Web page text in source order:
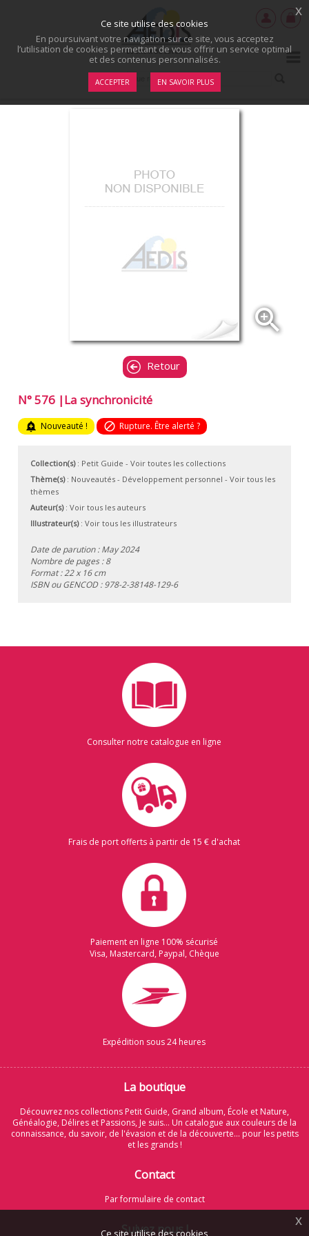
Ce site utilise des cookies
x
zoom_in
Retour
N° 576 |La synchronicité
add_alert Nouveauté ! block Rupture. Être alerté ?
Collection(s): Petit Guide - Voir toutes les collections
Thème(s): Nouveautés - Développement personnel - Voir tous les
thèmes
Auteur(s): Voir tous les auteurs
Illustrateur(s): Voir tous les illustrateurs
Date de parution : May 2024
Nombre de pages : 8
Format : 22 x 16 cm
ISBN ou GENCOD :978-2-38148-129-6
Consulter notre catalogue en ligne
Frais de port offerts à partir de 15 € d'achat
Paiement en ligne 100% sécurisé
Visa, Mastercard, Paypal, Chèque
Expédition sous 24 heures
La boutique
Découvrez nos collections Petit Guide, Grand album, École et Nature,
Généalogie, Délires et Passions, Je suis... Un catalogue aux couleurs de la
connaissance, du savoir, de l'évasion et de la découverte... pour les petits
et les grands !
Contact
Par formulaire de contact
Suivez nous !
Ce site utilise des cookies
En poursuivant votre navigation sur ce site, vous acceptez
l’utilisation de cookies permettant de vous offrir un service optimal
et des contenus personnalisés.
ACCEPTER EN SAVOIR PLUS
x